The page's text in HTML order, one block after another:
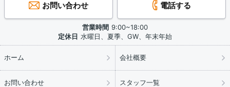
お問い合わせ 電話する
営業時間 9:00~18:00
定休日 水曜日、夏季、GW、年末年始
ホーム 会社概要
お問い合わせ スタッフ一覧